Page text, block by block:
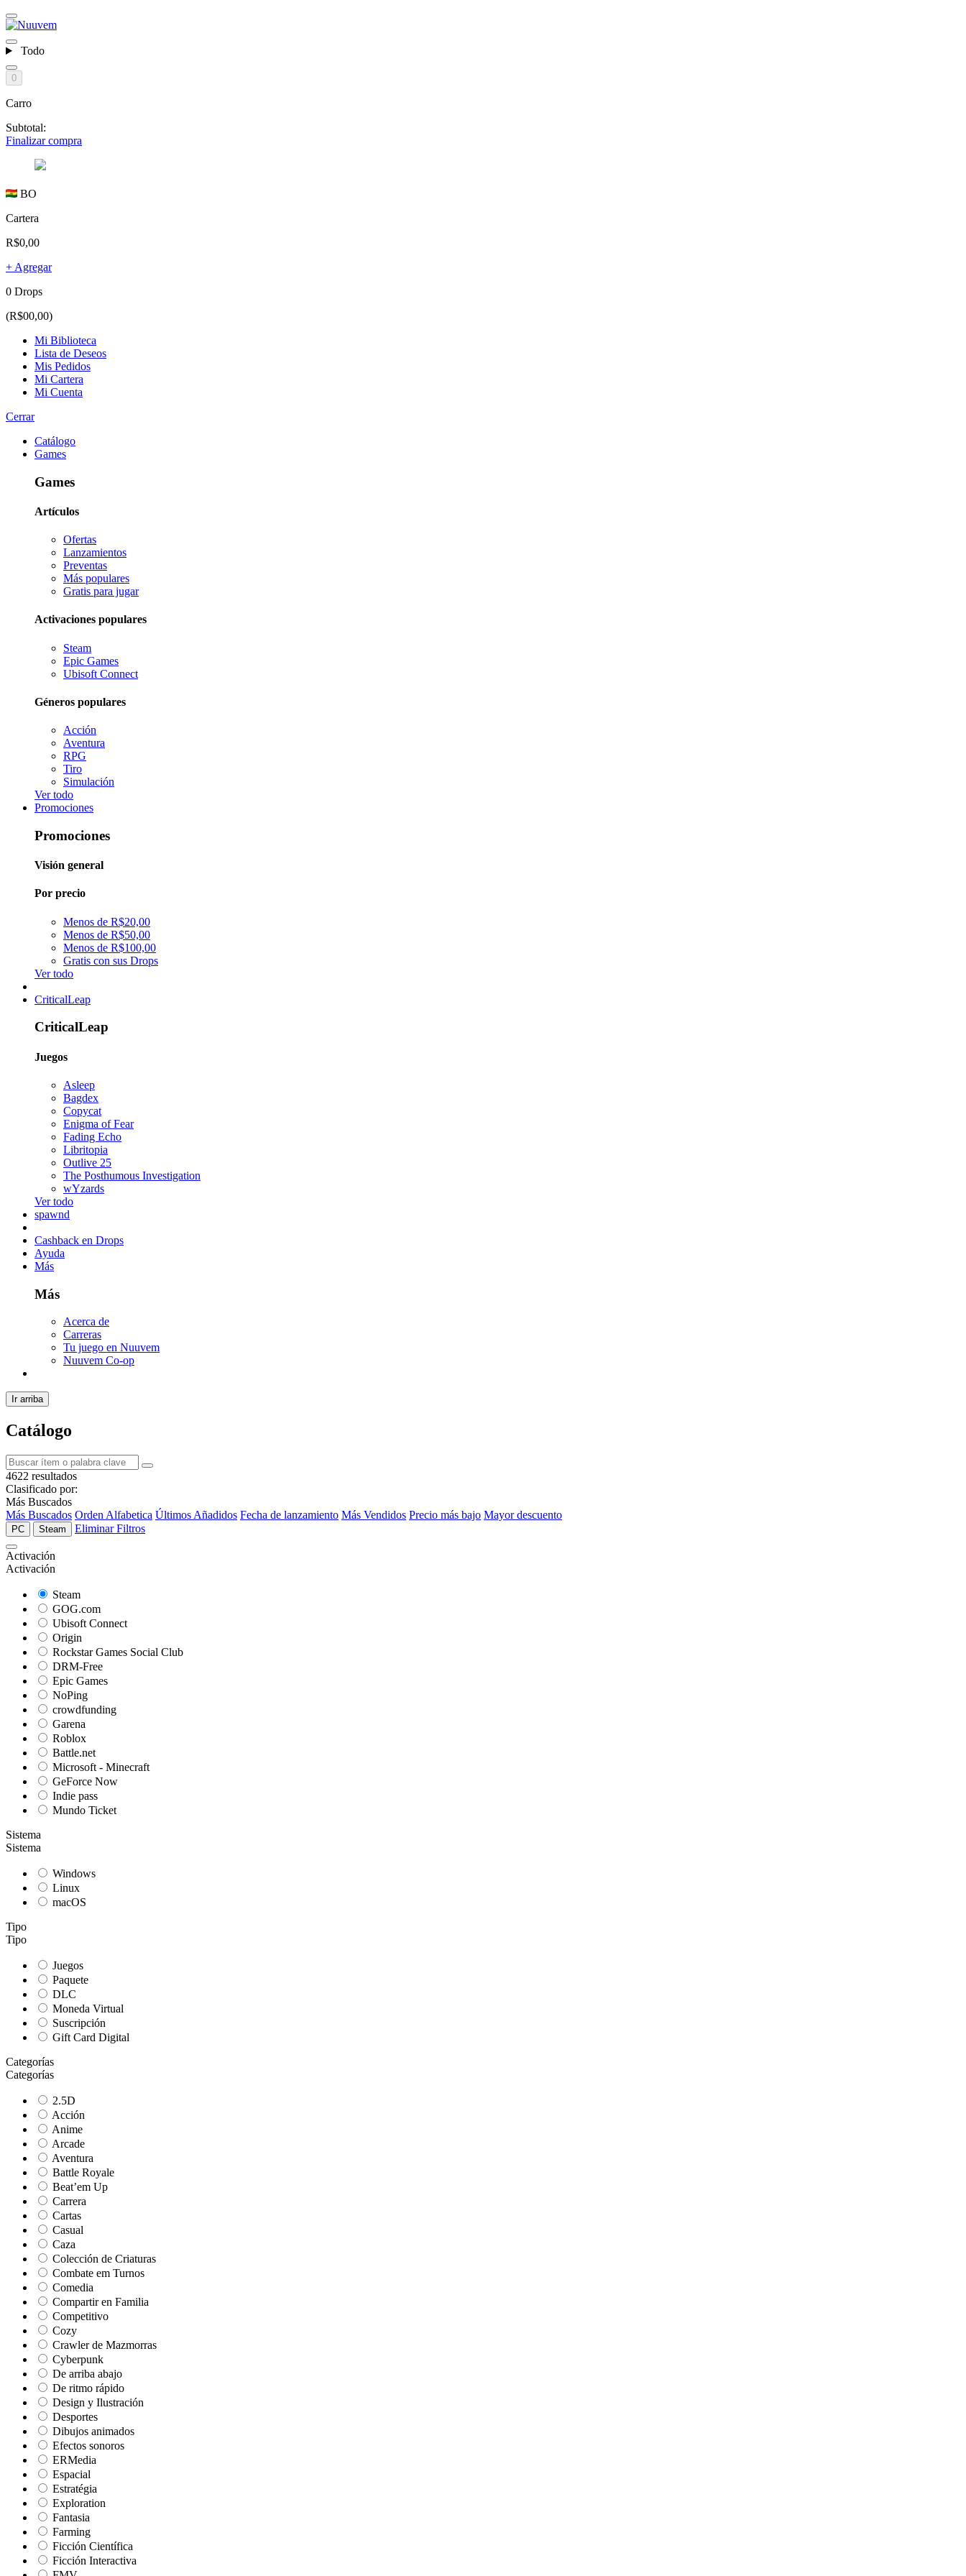
Todo
0
Carro
Subtotal:
Finalizar compra
BO
Cartera
R$0,00
+ Agregar
0 Drops
(R$00,00)
Mi Biblioteca
Lista de Deseos
Mis Pedidos
Mi Cartera
Mi Cuenta
Cerrar
Catálogo
Games
Games
Artículos
Ofertas
Lanzamientos
Preventas
Más populares
Gratis para jugar
Activaciones populares
Steam
Epic Games
Ubisoft Connect
Géneros populares
Acción
Aventura
RPG
Tiro
Simulación
Ver todo
Promociones
Promociones
Visión general
Por precio
Menos de R$20,00
Menos de R$50,00
Menos de R$100,00
Gratis con sus Drops
Ver todo
CriticalLeap
CriticalLeap
Juegos
Asleep
Bagdex
Copycat
Enigma of Fear
Fading Echo
Libritopia
Outlive 25
The Posthumous Investigation
wYzards
Ver todo
spawnd
Cashback en Drops
Ayuda
Más
Más
Acerca de
Carreras
Tu juego en Nuuvem
Nuuvem Co-op
Ir arriba
Catálogo
4622 resultados
Clasificado por:
Más Buscados
Más Buscados Orden Alfabetica Últimos Añadidos Fecha de lanzamiento Más Vendidos Precio más bajo Mayor descuento
PC Steam Eliminar Filtros
Activación
Activación
Steam
GOG.com
Ubisoft Connect
Origin
Rockstar Games Social Club
DRM-Free
Epic Games
NoPing
crowdfunding
Garena
Roblox
Battle.net
Microsoft - Minecraft
GeForce Now
Indie pass
Mundo Ticket
Sistema
Sistema
Windows
Linux
macOS
Tipo
Tipo
Juegos
Paquete
DLC
Moneda Virtual
Suscripción
Gift Card Digital
Categorías
Categorías
2.5D
Acción
Anime
Arcade
Aventura
Battle Royale
Beat’em Up
Carrera
Cartas
Casual
Caza
Colección de Criaturas
Combate em Turnos
Comedia
Compartir en Familia
Competitivo
Cozy
Crawler de Mazmorras
Cyberpunk
De arriba abajo
De ritmo rápido
Design y Ilustración
Desportes
Dibujos animados
Efectos sonoros
ERMedia
Espacial
Estratégia
Exploration
Fantasia
Farming
Ficción Científica
Ficción Interactiva